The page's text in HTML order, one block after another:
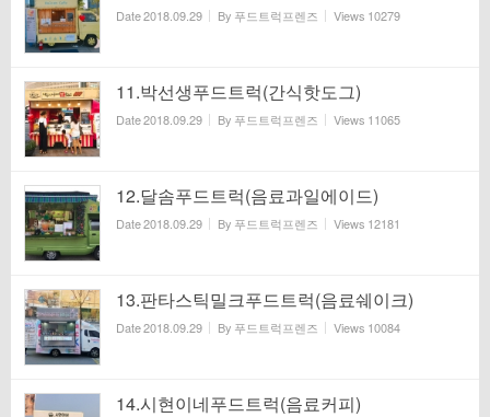
Date2018.09.29 By 푸드트럭프렌즈 Views 10279
11.박선생푸드트럭(간식핫도그)
Date2018.09.29 By 푸드트럭프렌즈 Views 11065
12.달솜푸드트럭(음료과일에이드)
Date2018.09.29 By 푸드트럭프렌즈 Views 12181
13.판타스틱밀크푸드트럭(음료쉐이크)
Date2018.09.29 By 푸드트럭프렌즈 Views 10084
14.시현이네푸드트럭(음료커피)